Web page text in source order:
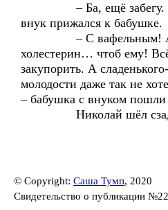
– Ба, ещё забегу. С
внук прижался к бабушке.
– С вафельным! А
холестерин… чтоб ему!
закупорить. А
молодости даже так не
– бабушка с внуком пошли
Николай шёл
© Copyright: Саша Тумп, 2020
Свидетельство о публикации